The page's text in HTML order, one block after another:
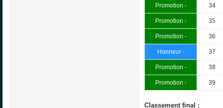
Promotion - 34
Promotion - 35
Promotion - 36
Honneur - 37
Promotion - 38
Promotion - 39
Classement final :